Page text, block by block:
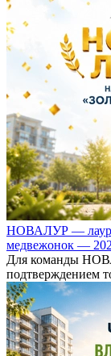
НОВАЛУР —
медвежонок —
Для команды
подтверждением